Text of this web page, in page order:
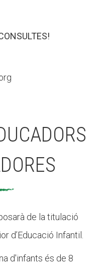
de la titulació
d’Educació Infantil.
d'infants és de 8